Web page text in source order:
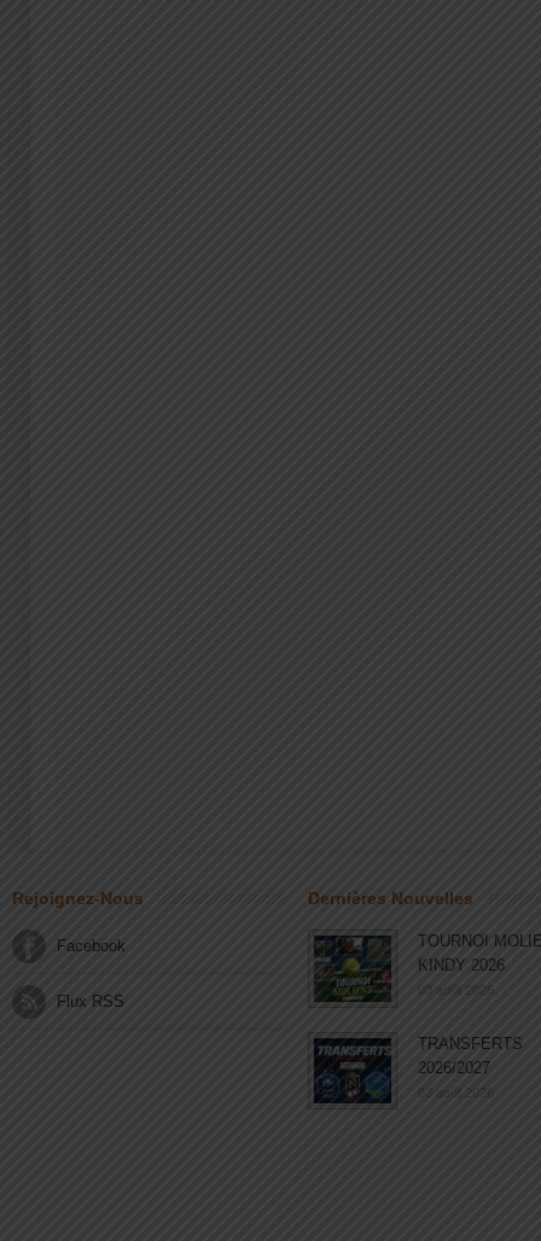
Rejoignez-Nous
Facebook
Flux RSS
Dernières Nouvelles
TOURNOI
KINDY 2026
03 août 2026
TRANSFERTS
2026/2027
03 août 2026